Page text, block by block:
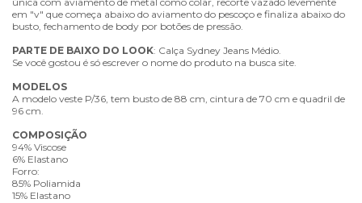
em "v" que começa abaixo do aviamento do pescoço e finaliza abaixo do
busto, fechamento de body por botões de pressão.
PARTE DE BAIXO DO LOOK: Calça Sydney Jeans Médio.
Se você gostou é só escrever o nome do produto na busca site.
MODELOS
A modelo veste P/36, tem busto de 88 cm, cintura de 70 cm e quadril de
96 cm.
COMPOSIÇÃO
94% Viscose
6% Elastano
Forro:
85% Poliamida
15% Elastano